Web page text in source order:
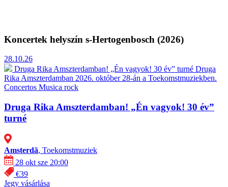
Koncertek helyszín s-Hertogenbosch (2026)
28.10.26
Druga Rika Amszterdamban! „Én vagyok! 30 év” turné Druga
Rika Amszterdamban 2026. október 28-án a Toekomstmuziekben.
Concertos Musica rock
Druga Rika Amszterdamban! „Én vagyok! 30 év”
turné
Amsterdã, Toekomstmuziek
28 okt sze 20:00
€39
Jegy vásárlása